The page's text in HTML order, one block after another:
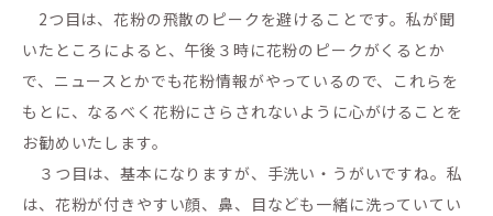
2つ目は、花粉の飛散のピークを避けることです。私が聞
いたところによると、午後３時に花粉のピークがくるとか
で、ニュースとかでも花粉情報がやっているので、これらを
もとに、なるべく花粉にさらされないように心がけることを
お勧めいたします。
３つ目は、基本になりますが、手洗い・うがいですね。私
は、花粉が付きやすい顔、鼻、目なども一緒に洗っていてい